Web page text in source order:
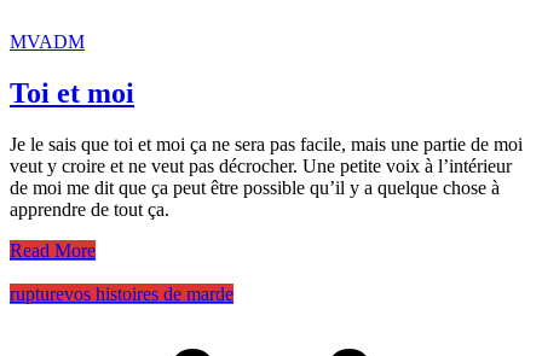
MVADM
Toi et moi
Je le sais que toi et moi ça ne sera pas facile, mais une partie de moi
veut y croire et ne veut pas décrocher. Une petite voix à l’intérieur
de moi me dit que ça peut être possible qu’il y a quelque chose à
apprendre de tout ça.
Read More
rupturevos histoires de marde